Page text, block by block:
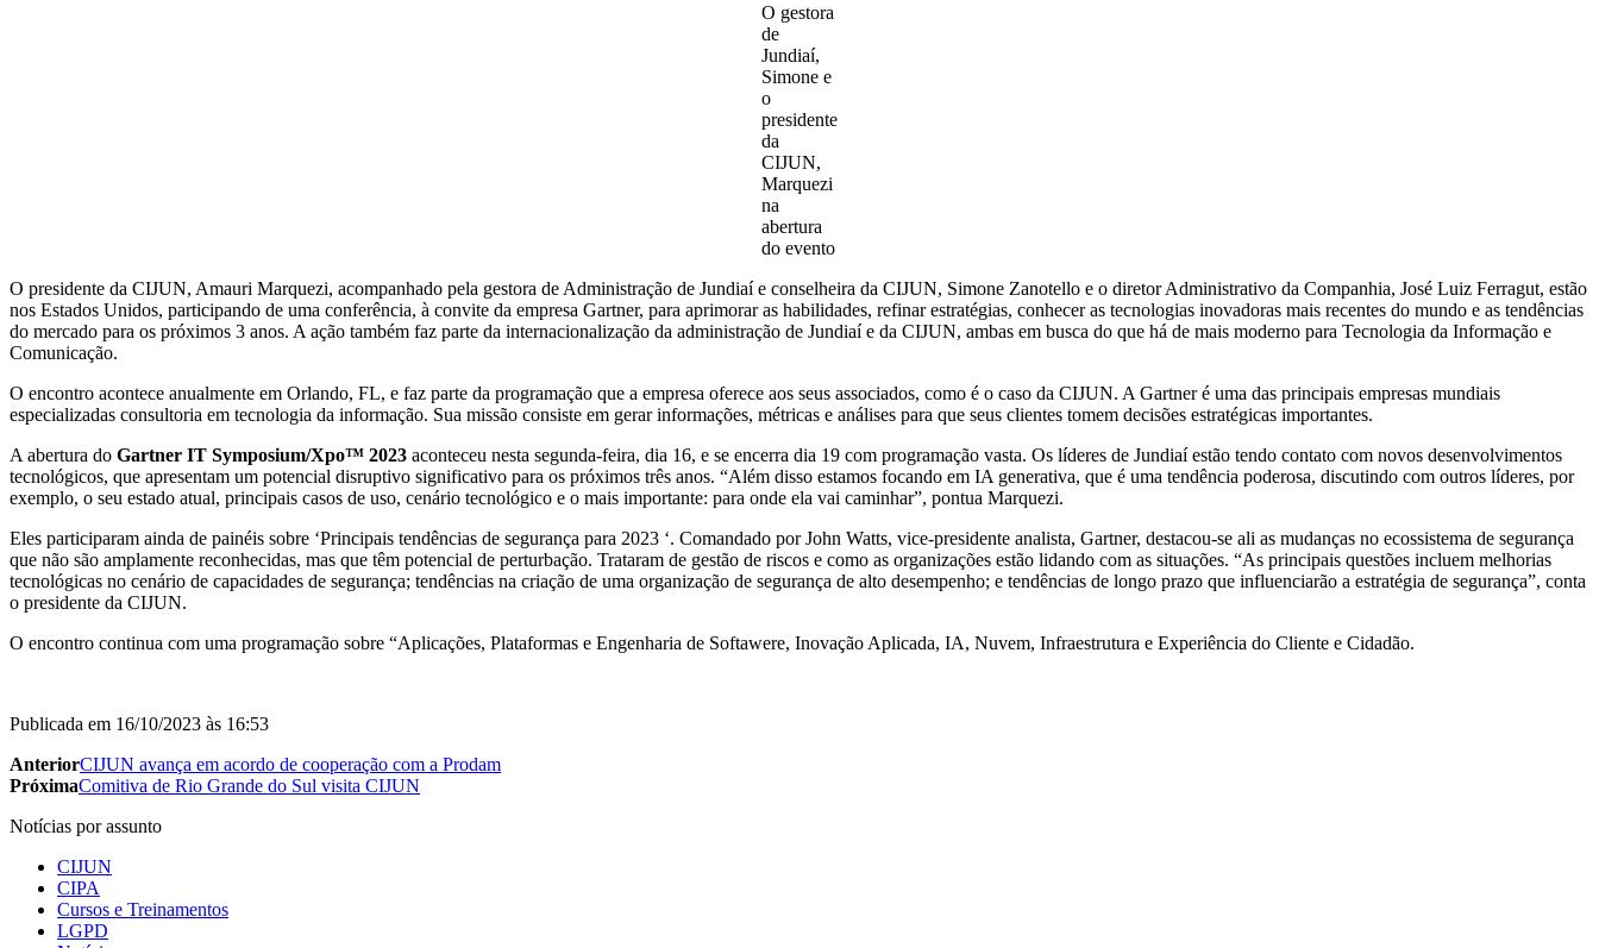
O gestora
de
Jundiaí,
Simone e
o
presidente
da
CIJUN,
Marquezi
na
abertura
do evento
O presidente da CIJUN, Amauri Marquezi, acompanhado pela gestora de Administração de Jundiaí e conselheira da CIJUN, Simone Zanotello e o diretor Administrativo da Companhia, José Luiz Ferragut, estão
nos Estados Unidos, participando de uma conferência, à convite da empresa Gartner, para aprimorar as habilidades, refinar estratégias, conhecer as tecnologias inovadoras mais recentes do mundo e as tendências
do mercado para os próximos 3 anos. A ação também faz parte da internacionalização da administração de Jundiaí e da CIJUN, ambas em busca do que há de mais moderno para Tecnologia da Informação e
Comunicação.
O encontro acontece anualmente em Orlando, FL, e faz parte da programação que a empresa oferece aos seus associados, como é o caso da CIJUN. A Gartner é uma das principais empresas mundiais
especializadas consultoria em tecnologia da informação. Sua missão consiste em gerar informações, métricas e análises para que seus clientes tomem decisões estratégicas importantes.
A abertura do Gartner IT Symposium/Xpo™ 2023 aconteceu nesta segunda-feira, dia 16, e se encerra dia 19 com programação vasta. Os líderes de Jundiaí estão tendo contato com novos desenvolvimentos
tecnológicos, que apresentam um potencial disruptivo significativo para os próximos três anos. “Além disso estamos focando em IA generativa, que é uma tendência poderosa, discutindo com outros líderes, por
exemplo, o seu estado atual, principais casos de uso, cenário tecnológico e o mais importante: para onde ela vai caminhar”, pontua Marquezi.
Eles participaram ainda de painéis sobre ‘Principais tendências de segurança para 2023 ‘. Comandado por John Watts, vice-presidente analista, Gartner, destacou-se ali as mudanças no ecossistema de segurança
que não são amplamente reconhecidas, mas que têm potencial de perturbação. Trataram de gestão de riscos e como as organizações estão lidando com as situações. “As principais questões incluem melhorias
tecnológicas no cenário de capacidades de segurança; tendências na criação de uma organização de segurança de alto desempenho; e tendências de longo prazo que influenciarão a estratégia de segurança”, conta
o presidente da CIJUN.
O encontro continua com uma programação sobre “Aplicações, Plataformas e Engenharia de Softawere, Inovação Aplicada, IA, Nuvem, Infraestrutura e Experiência do Cliente e Cidadão.
Publicada em 16/10/2023 às 16:53
AnteriorCIJUN avança em acordo de cooperação com a Prodam
PróximaComitiva de Rio Grande do Sul visita CIJUN
Notícias por assunto
CIJUN
CIPA
Cursos e Treinamentos
LGPD